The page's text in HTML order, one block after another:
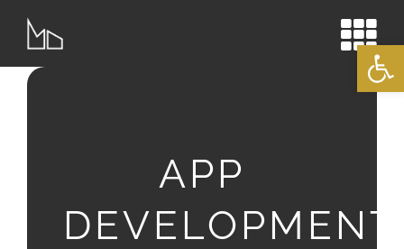
content
APP
DEVELOPMENT